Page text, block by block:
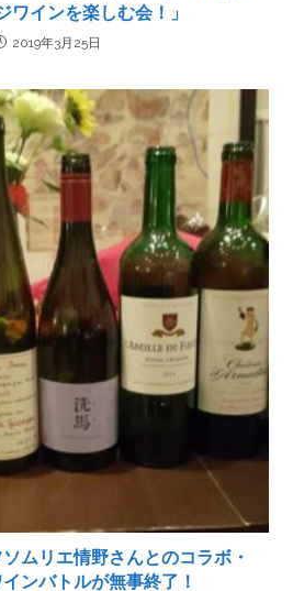
ワインを楽しむ会！」
2019年3月25日
ムリエ情野さんとのコラボ・
ンバトルが無事終了！